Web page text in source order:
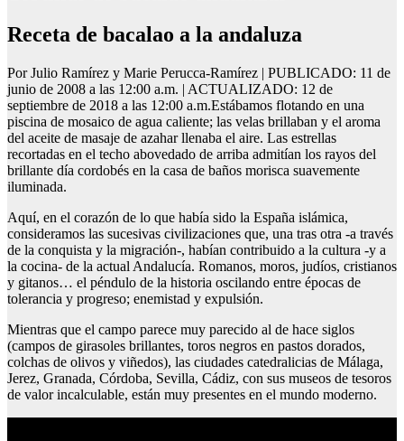
receta de bacalao a la andaluza
Por Julio Ramírez y Marie Perucca-Ramírez | PUBLICADO: 11 de
junio de 2008 a las 12:00 a.m. | ACTUALIZADO: 12 de
septiembre de 2018 a las 12:00 a.m.Estábamos flotando en una
piscina de mosaico de agua caliente; las velas brillaban y el aroma
del aceite de masaje de azahar llenaba el aire. Las estrellas
recortadas en el techo abovedado de arriba admitían los rayos del
brillante día cordobés en la casa de baños morisca suavemente
iluminada.
Aquí, en el corazón de lo que había sido la España islámica,
consideramos las sucesivas civilizaciones que, una tras otra -a través
de la conquista y la migración-, habían contribuido a la cultura -y a
la cocina- de la actual Andalucía. Romanos, moros, judíos, cristianos
y gitanos… el péndulo de la historia oscilando entre épocas de
tolerancia y progreso; enemistad y expulsión.
Mientras que el campo parece muy parecido al de hace siglos
(campos de girasoles brillantes, toros negros en pastos dorados,
colchas de olivos y viñedos), las ciudades catedralicias de Málaga,
Jerez, Granada, Córdoba, Sevilla, Cádiz, con sus museos de tesoros
de valor incalculable, están muy presentes en el mundo moderno.